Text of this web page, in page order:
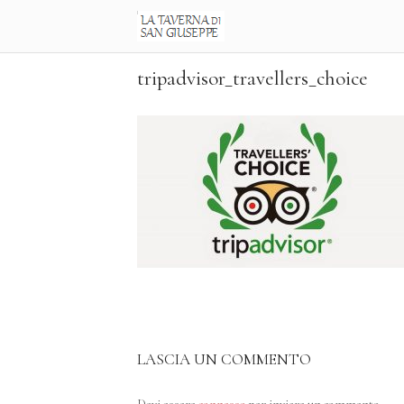
content
Home
tripadvisor_travellers_choice
LASCIA UN COMMENTO